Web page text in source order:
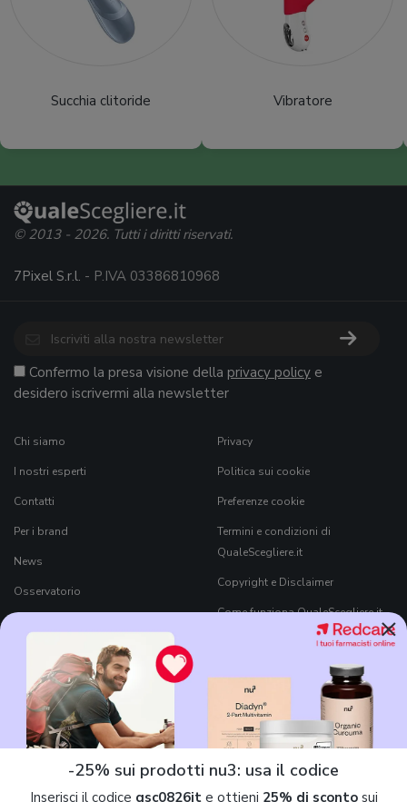
Succhia clitoride Vibratore
×
-25% sui prodotti nu3: usa il codice
Inserisci il codice qsc0826ite ottieni 25% di scontosui
© 2013 - 2026. Tutti i diritti riservati.
7Pixel S.r.l. - P.IVA 03386810968
Confermo la presa visione della privacy policy e
desidero iscrivermi alla newsletter
Chi siamo
I nostri esperti
Contatti
Per i brand
News
Osservatorio
Black Friday 2026
Privacy
Politica sui cookie
Preferenze cookie
Termini e condizioni di
QualeScegliere.it
Copyright e Disclaimer
Come funziona QualeScegliere.it